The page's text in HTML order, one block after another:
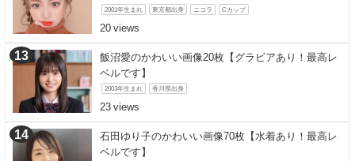
2001年生まれ 東京都出身 ニコラ Cカップ
20
飯沼愛のかわいい画像20枚【グラビアあり！最高レ
ベルです】
2003年生まれ 香川県出身
23
石田ゆり子のかわいい画像70枚【水着あり！最高レ
ベルです】